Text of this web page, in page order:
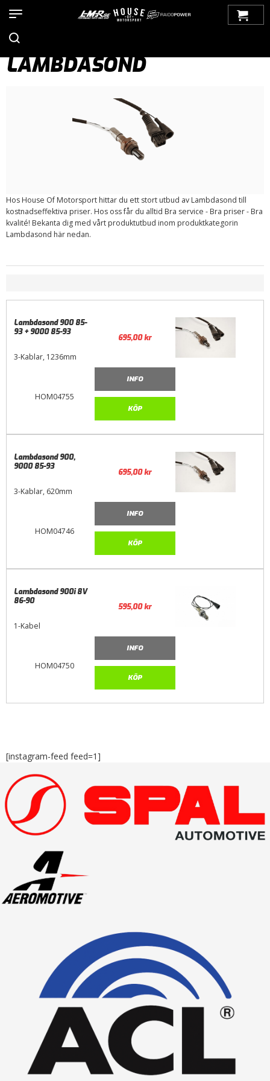
900 OG (1979-1993)
>Motorstyrning
LAMBDASOND
Hos House Of Motorsport hittar du ett stort utbud av Lambdasond till
kostnadseffektiva priser. Hos oss får du alltid Bra service - Bra priser - Bra
kvalité! Bekanta dig med vårt produktutbud inom produktkategorin
Lambdasond här nedan.
HOM04755
Lambdasond 900 85-
93 + 9000 85-93
3-Kablar, 1236mm
695,00kr
INFO
KÖP
HOM04746
Lambdasond 900,
9000 85-93
3-Kablar, 620mm
695,00kr
INFO
KÖP
HOM04750
Lambdasond 900i 8V
86-90
1-Kabel
595,00kr
INFO
KÖP
[instagram-feed feed=1]